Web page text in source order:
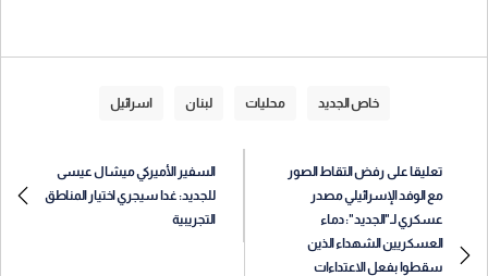
خاص الجديد محليات لبنان اسرائيل
تعليقا على رفض التقاط الصور
مع الوفد الإسرائيلي مصدر
عسكري لـ"الجديد": دماء
العسكريين الشهداء الذين
سقطوا بفعل الاعتداءات
السفير الأميركي ميشال عيسى
للجديد: غدا سيجري اختيار المناطق
التجريبية